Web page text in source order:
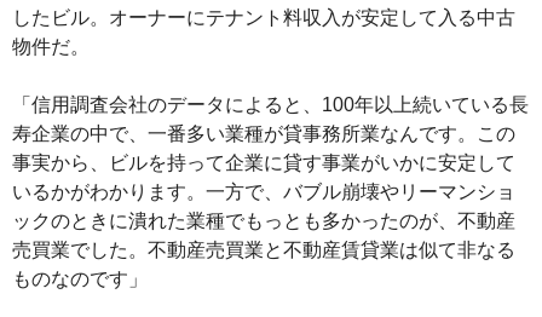
したビル。オーナーにテナント料収入が安定して入る中古
物件だ。
「信用調査会社のデータによると、100年以上続いている長
寿企業の中で、一番多い業種が貸事務所業なんです。この
事実から、ビルを持って企業に貸す事業がいかに安定して
いるかがわかります。一方で、バブル崩壊やリーマンショ
ックのときに潰れた業種でもっとも多かったのが、不動産
売買業でした。不動産売買業と不動産賃貸業は似て非なる
ものなのです」